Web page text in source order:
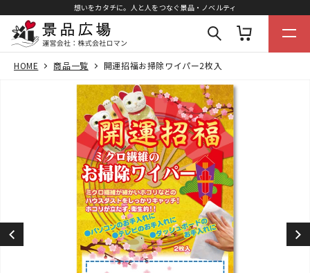
想いをカタチに。人と人をつなぐ景品・ノベルティ
HOME 商品一覧 開運招福お掃除ワイパー2枚入